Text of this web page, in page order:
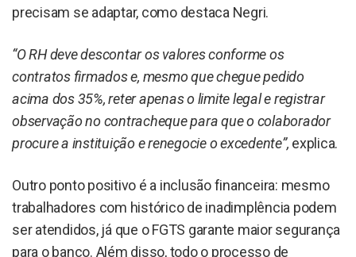
precisam se adaptar, como destaca Negri.
“O RH deve descontar os valores conforme os
contratos firmados e, mesmo que chegue pedido
acima dos 35%, reter apenas o limite legal e registrar
observação no contracheque para que o colaborador
procure a instituição e renegocie o excedente”, explica.
Outro ponto positivo é a inclusão financeira: mesmo
trabalhadores com histórico de inadimplência podem
ser atendidos, já que o FGTS garante maior segurança
para o banco. Além disso, todo o processo de